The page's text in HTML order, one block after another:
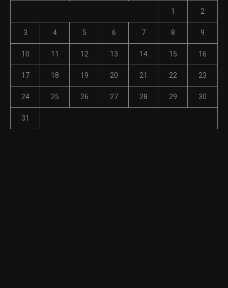
1 2
3 4 5 6 7 8 9
10 11 12 13 14 15 16
17 18 19 20 21 22 23
24 25 26 27 28 29 30
31